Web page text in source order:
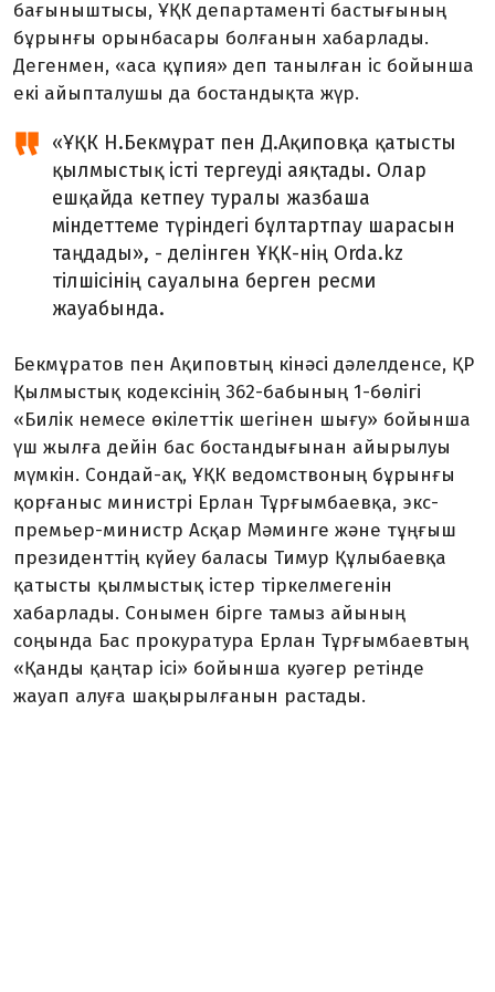
бағыныштысы, ҰҚК департаменті бастығының
бұрынғы орынбасары болғанын хабарлады.
Дегенмен, «аса құпия» деп танылған іс бойынша
екі айыпталушы да бостандықта жүр.
«ҰҚК Н.Бекмұрат пен Д.Ақиповқа қатысты
қылмыстық істі тергеуді аяқтады. Олар
ешқайда кетпеу туралы жазбаша
міндеттеме түріндегі бұлтартпау шарасын
таңдады», - делінген ҰҚК-нің Orda.kz
тілшісінің сауалына берген ресми
жауабында.
Бекмұратов пен Ақиповтың кінәсі дәлелденсе, ҚР
Қылмыстық кодексінің 362-бабының 1-бөлігі
«Билік немесе өкілеттік шегінен шығу» бойынша
үш жылға дейін бас бостандығынан айырылуы
мүмкін. Сондай-ақ, ҰҚК ведомствоның бұрынғы
қорғаныс министрі Ерлан Тұрғымбаевқа, экс-
премьер-министр Асқар Мәминге және тұңғыш
президенттің күйеу баласы Тимур Құлыбаевқа
қатысты қылмыстық істер тіркелмегенін
хабарлады. Сонымен бірге тамыз айының
соңында Бас прокуратура Ерлан Тұрғымбаевтың
«Қанды қаңтар ісі» бойынша куәгер ретінде
жауап алуға шақырылғанын растады.